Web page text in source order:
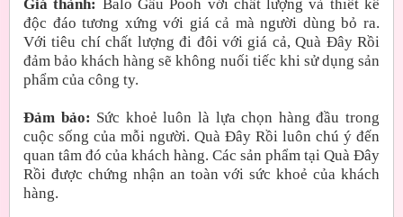
Giá thành:
Balo Gấu Pooh với chất lượng và thiết kế
độc đáo tương xứng với giá cả mà người dùng bỏ ra.
Với tiêu chí chất lượng đi đôi với giá cả, Quà Đây Rồi
đảm bảo khách hàng sẽ không nuối tiếc khi sử dụng sản
phẩm của công ty.
Đảm bảo: Sức khoẻ luôn là lựa chọn hàng đầu trong
cuộc sống của mỗi người. Quà Đây Rồi luôn chú ý đến
quan tâm đó của khách hàng. Các sản phẩm tại Quà Đây
Rồi được chứng nhận an toàn với sức khoẻ của khách
hàng.